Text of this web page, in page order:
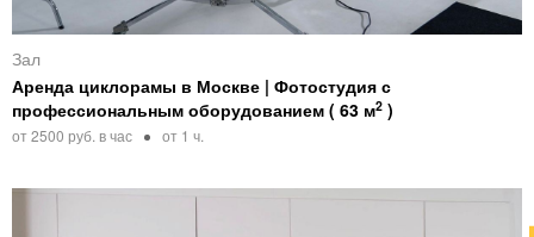
Зал
Аренда циклорамы в Москве | Фотостудия с
профессиональным оборудованием ( 63 м2 )
от 2500 руб. в час от 1 ч.